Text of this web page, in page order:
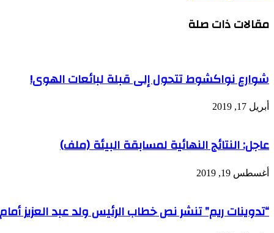
مقالات ذات صلة
شوارع نواكشوط تتحول إلى قبلة لبائعات الهوى!
أبريل 17, 2019
عاجل: النتائج النهائية لمسابقة البيئة (ملف)
أغسطس 19, 2019
“تدوينات ريم” تنشر نص خطاب الرئيس ولد عبد العزيز